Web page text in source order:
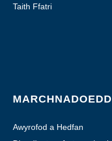
Taith Ffatri
MARCHNADOEDD
Awyrofod a Hedfan